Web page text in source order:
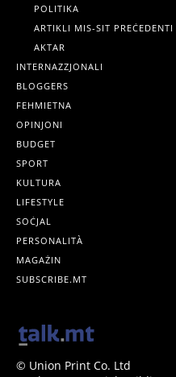
POLITIKA
ARTIKLI MIS-SIT PREĊEDENTI
AKTAR
INTERNAZZJONALI
BLOGGERS
FEHMIETNA
OPINJONI
BUDGET
SPORT
KULTURA
LIFESTYLE
SOĊJAL
PERSONALITÀ
MAGAŻIN
SUBSCRIBE.MT
© Union Print Co. Ltd